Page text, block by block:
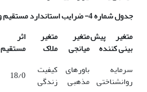
جدول شماره 4- ضرایب استاندارد مستقیم و غیرمستقیم
متغیر پیش
بینی کننده
متغیر
میانجی
متغیر
ملاک
اثر
مستقیم
سرمایه
روانشناختی
باورهای
مذهبی
کیفیت
زندگی
18/0